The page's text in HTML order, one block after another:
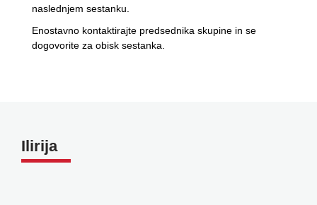
naslednjem sestanku.
Enostavno kontaktirajte predsednika skupine in se
dogovorite za obisk sestanka.
Ilirija